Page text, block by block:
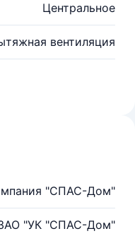
Центральное
вентиляция
"СПАС-Дом"
"УК "СПАС-Дом"